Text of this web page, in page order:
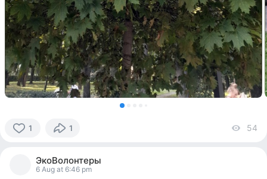
1 1 54
ЭкоВолонтеры
6 Aug at 6:46 pm